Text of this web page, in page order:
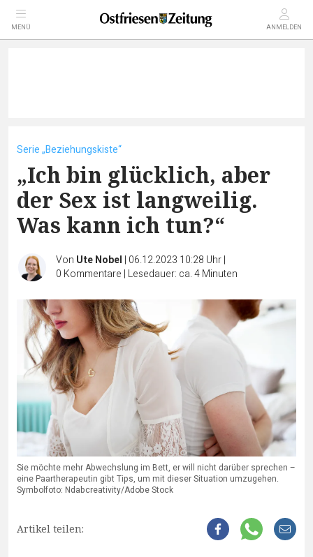
MENÜ ANMELDEN
Serie „Beziehungskiste“
„Ich bin glücklich, aber
der Sex ist langweilig.
Was kann ich tun?“
Von Ute Nobel | 06.12.2023 10:28 Uhr|
0 Kommentare | Lesedauer: ca. 4 Minuten
Sie möchte mehr Abwechslung im Bett, er will nicht darüber sprechen –
eine Paartherapeutin gibt Tips, um mit dieser Situation umzugehen.
Symbolfoto: Ndabcreativity/Adobe Stock
Artikel teilen: